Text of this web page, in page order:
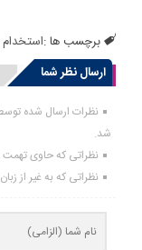
برچسب ها :استخدام
ارسال نظر شما
انتشار یافته : 0
نظرات ارسال شده
شد.
نظراتی که حاوی تهمت
نظراتی که به غیر از